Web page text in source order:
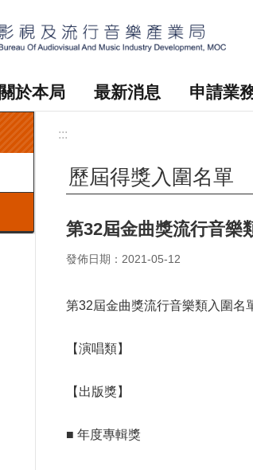
關於本局 最新消息 申請業
:::
歷屆得獎入圍名單
第32屆金曲獎流行音樂
發佈日期：2021-05-12
第32屆金曲獎流行音樂類入圍名
【演唱類】
【出版獎】
■ 年度專輯獎